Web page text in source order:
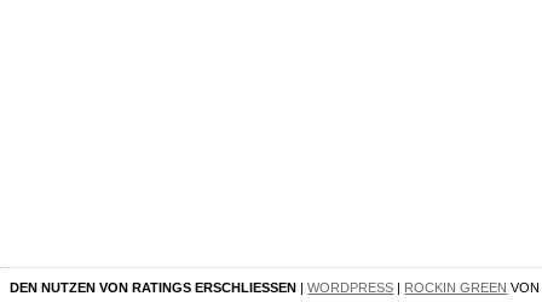
DEN NUTZEN VON RATINGS ERSCHLIESSEN |WORDPRESS | ROCKIN GREEN